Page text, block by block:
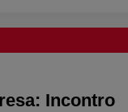
Incontro